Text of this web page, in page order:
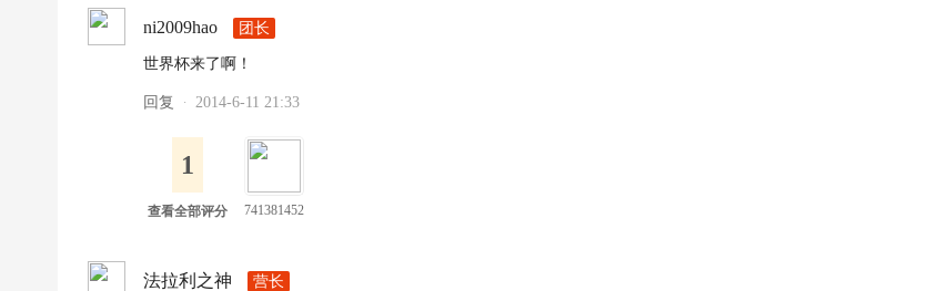
ni2009hao 团长
世界杯来了啊！
回复 · 2014-6-11 21:33
1
查看全部评分 741381452
法拉利之神 营长